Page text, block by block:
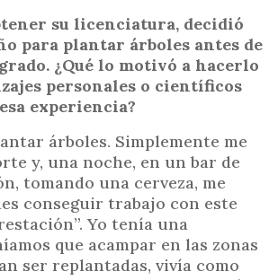
su licenciatura, decidió
para plantar árboles antes de
¿Qué lo motivó a hacerlo
personales o científicos
experiencia?
árboles. Simplemente me
y, una noche, en un bar de
tomando una cerveza, me
conseguir trabajo con este
Yo tenía una
que acampar en las zonas
ser replantadas, vivía como